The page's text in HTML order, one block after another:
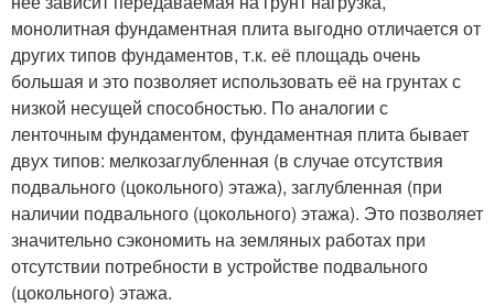
монолитная фундаментная плита выгодно отличается от
других типов фундаментов, т.к. её площадь очень
большая и это позволяет использовать её на грунтах с
низкой несущей способностью. По аналогии с
ленточным фундаментом, фундаментная плита бывает
двух типов: мелкозаглубленная (в случае отсутствия
подвального (цокольного) этажа), заглубленная (при
наличии подвального (цокольного) этажа). Это позволяет
значительно сэкономить на земляных работах при
отсутствии потребности в устройстве подвального
(цокольного) этажа.